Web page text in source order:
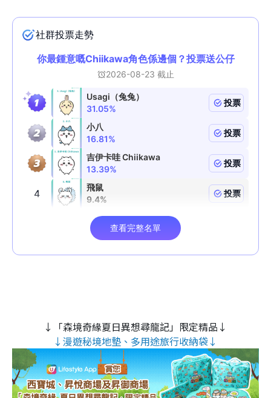
↓「森境奇緣夏日異想尋龍記」限定精品↓
↓漫遊秘境地墊、多用途旅行收納袋↓